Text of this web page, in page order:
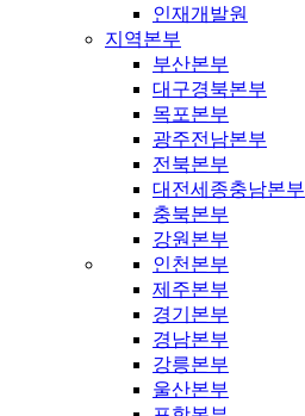
인재개발원
지역본부
부산본부
대구경북본부
목포본부
광주전남본부
전북본부
대전세종충남본부
충북본부
강원본부
인천본부
제주본부
경기본부
경남본부
강릉본부
울산본부